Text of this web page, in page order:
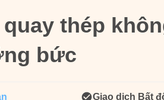
thép
bức
thép
bức
Giao dịch Bất